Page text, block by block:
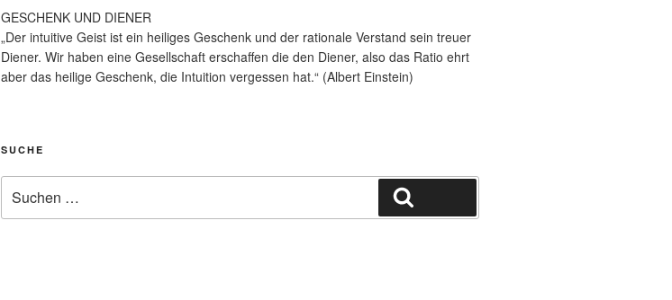
GESCHENK UND DIENER
„Der intuitive Geist ist ein heiliges Geschenk und der rationale Verstand sein treuer
Diener. Wir haben eine Gesellschaft erschaffen die den Diener, also das Ratio ehrt
aber das heilige Geschenk, die Intuition vergessen hat.“ (Albert Einstein)
SUCHE
nach: